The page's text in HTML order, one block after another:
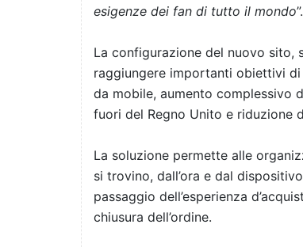
esigenze dei fan di tutto il mondo”.
La configurazione del nuovo sito,
raggiungere importanti obiettivi
da mobile, aumento complessivo
fuori del Regno Unito e riduzione
La soluzione permette alle
si trovino, dall’ora e dal
passaggio dell’esperienza
chiusura dell’ordine.